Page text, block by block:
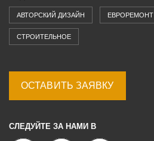
АВТОРСКИЙ ДИЗАЙН ЕВРОРЕМОНТ
СТРОИТЕЛЬНОЕ
ОСТАВИТЬ ЗАЯВКУ
СЛЕДУЙТЕ ЗА НАМИ В